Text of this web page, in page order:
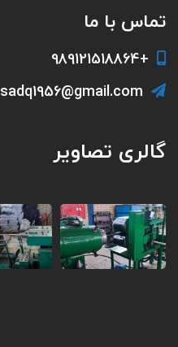
تماس با ما
+989121518864
sadq1956@gmail.com
گالری تصاویر